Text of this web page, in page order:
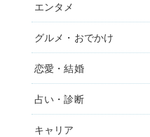
エンタメ
グルメ・おでかけ
恋愛・結婚
占い・診断
キャリア